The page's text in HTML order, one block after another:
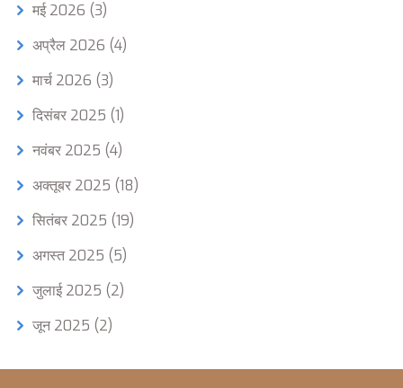
मई 2026 (3)
अप्रैल 2026 (4)
मार्च 2026 (3)
दिसंबर 2025 (1)
नवंबर 2025 (4)
अक्तूबर 2025 (18)
सितंबर 2025 (19)
अगस्त 2025 (5)
जुलाई 2025 (2)
जून 2025 (2)